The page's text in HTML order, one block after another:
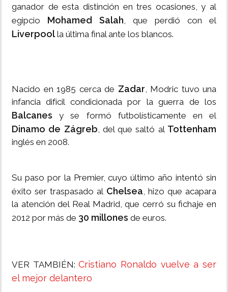
ganador de esta distinción en tres ocasiones, y al
egipcio Mohamed Salah, que perdió con el
Liverpoolla última final ante los blancos.
Nacido en 1985 cerca de Zadar, Modric tuvo una
infancia difícil condicionada por la guerra de los
Balcanes y se formó futbolísticamente en el
Dinamo de Zágreb, del que saltó al Tottenham
inglés en 2008.
Su paso por la Premier, cuyo último año intentó sin
éxito ser traspasado al Chelsea, hizo que acapara
la atención del Real Madrid, que cerró su fichaje en
2012 por más de 30 millones de euros.
VER TAMBIÉN:Cristiano Ronaldo vuelve a ser
el mejor delantero